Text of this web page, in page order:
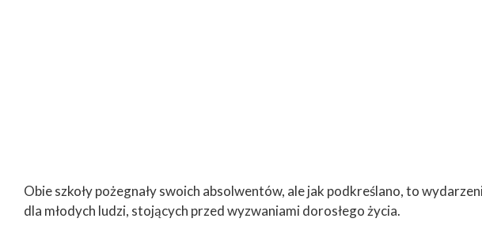
Obie szkoły pożegnały swoich absolwentów, ale jak podkreślano, to
dla młodych ludzi, stojących przed wyzwaniami dorosłego życia.